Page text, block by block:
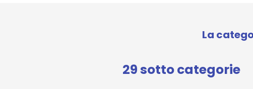
La
29 sotto categorie